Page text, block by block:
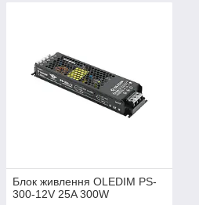
Блок живлення OLEDIM PS-
300-12V 25A 300W